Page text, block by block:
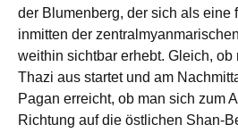
der Blumenberg, der sich als eine
inmitten der
weithin sichtbar erhebt. Gleich, ob
Thazi aus startet und am
Pagan erreicht, ob man sich zum
Richtung auf die östlichen Shan-